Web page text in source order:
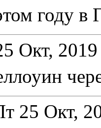
году в
Окт,
25 Окт,